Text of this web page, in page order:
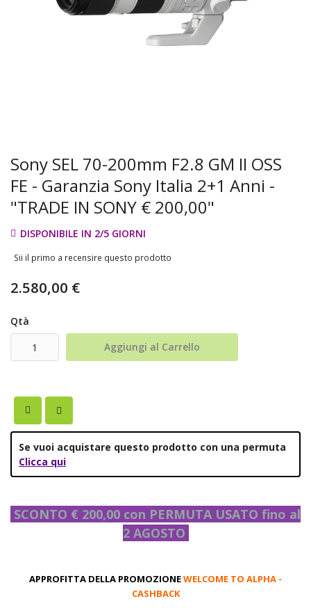
Sony SEL 70-200mm F2.8 GM II OSS
FE - Garanzia Sony Italia 2+1 Anni -
"TRADE IN SONY € 200,00"
DISPONIBILE IN 2/5 GIORNI
Sii il primo a recensire questo prodotto
2.580,00 €
Qtà
Aggiungi al Carrello
Se vuoi acquistare questo prodotto con una permuta
Clicca qui
SCONTO € 200,00 con PERMUTA USATO fino al
2 AGOSTO
APPROFITTA DELLA PROMOZIONEWELCOME TO ALPHA -
CASHBACK